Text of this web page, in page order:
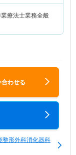
業療法士業務全般
わせる
形外科消化器科